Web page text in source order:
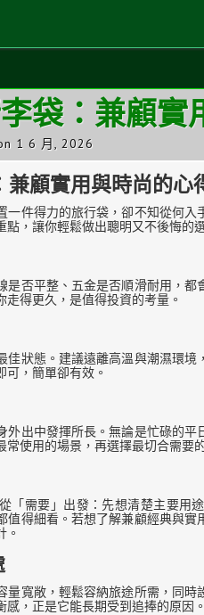
袋：兼顧實
1 6 月, 2026
兼顧實用與時尚的心
一件得力的旅行袋，卻不知從何
點，讓你輕鬆做出聰明又不後悔的
是否平整、五金是否順滑耐用，
得更久，是值得投資的考量。
佳狀態。建議遠離高溫與潮濕環
，簡單卻有效。
外出中發揮所長。無論是忙碌的
常使用的場景，再選擇最切合需要
「需要」出發：先想清楚主要用
值得細看。若想了解兼顧經典與實
。
量寬敞，輕鬆容納旅途所需，同
感，正是它能長期受到追捧的原因